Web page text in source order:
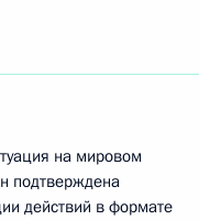
на мировом
подтверждена
действий в формате